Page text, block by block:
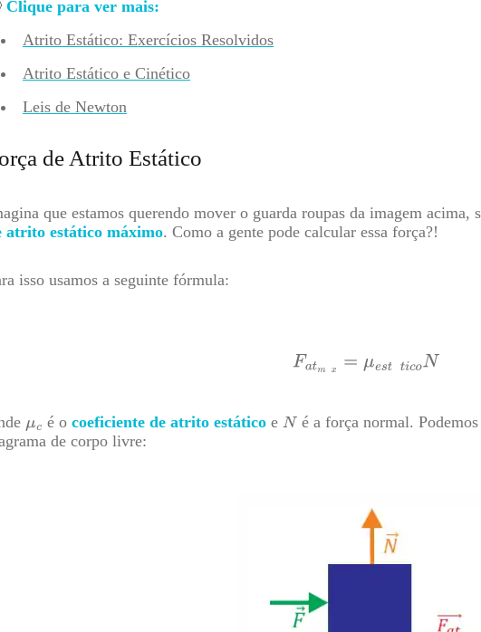
Clique para ver mais:
Atrito Estático: Exercícios Resolvidos
Atrito Estático e Cinético
Leis de Newton
de Atrito Estático
que estamos querendo mover o guarda roupas da imagem acima,
atrito estático máximo. Como a gente pode calcular essa força?!
isso usamos a seguinte fórmula:
é o coeficiente de atrito estáticoe
é a força normal.
de corpo livre: